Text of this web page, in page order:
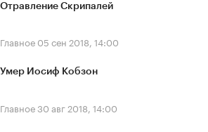
Отравление Скрипалей
Главное 05 сен 2018, 14:00
Умер Иосиф Кобзон
Главное30 авг 2018, 14:00